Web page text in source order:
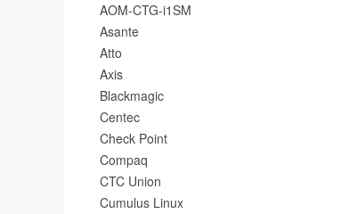
AOM-CTG-i1SM
Asante
Atto
Axis
Blackmagic
Centec
Check Point
Compaq
CTC Union
Cumulus Linux